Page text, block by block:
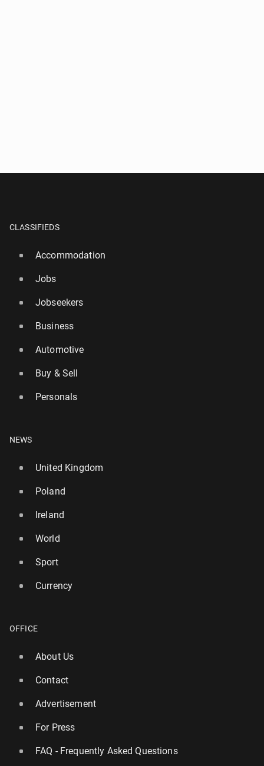
CLASSIFIEDS
Accommodation
Jobs
Jobseekers
Business
Automotive
Buy & Sell
Personals
NEWS
United Kingdom
Poland
Ireland
World
Sport
Currency
OFFICE
About Us
Contact
Advertisement
For Press
FAQ - Frequently Asked Questions